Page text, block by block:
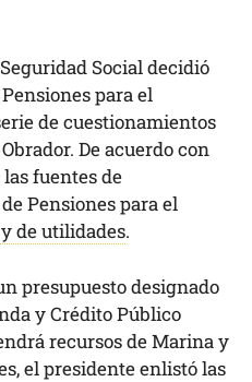
Social decidió
para el
de cuestionamientos
De acuerdo con
fuentes de
Pensiones para el
de utilidades.
presupuesto designado
y Crédito Público
recursos de Marina y
el presidente enlistó las